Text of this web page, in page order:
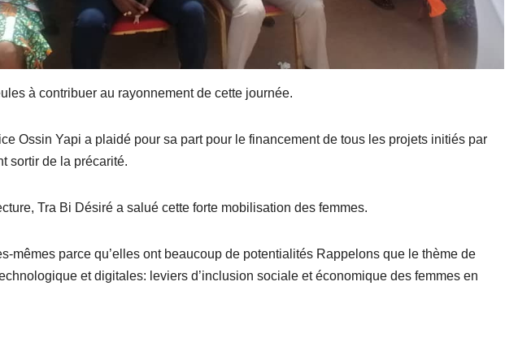
à contribuer au rayonnement de cette journée.
Ossin Yapi a plaidé pour sa part pour le financement de tous les projets initiés par
sortir de la précarité.
Tra Bi Désiré a salué cette forte mobilisation des femmes.
mêmes parce qu’elles ont beaucoup de potentialités Rappelons que le thème de
et digitales: leviers d’inclusion sociale et économique des femmes en